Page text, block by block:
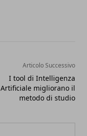
Articolo Successivo
I tool di Intelligenza
Artificiale migliorano il
metodo di studio